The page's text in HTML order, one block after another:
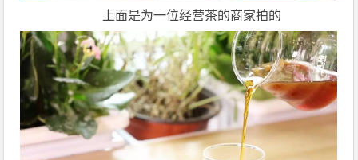
上面是为一位经营茶的商家拍的